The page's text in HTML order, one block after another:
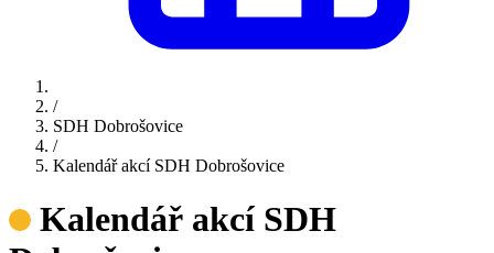
/
SDH Dobrošovice
/
Kalendář akcí SDH Dobrošovice
Kalendář akcí SDH